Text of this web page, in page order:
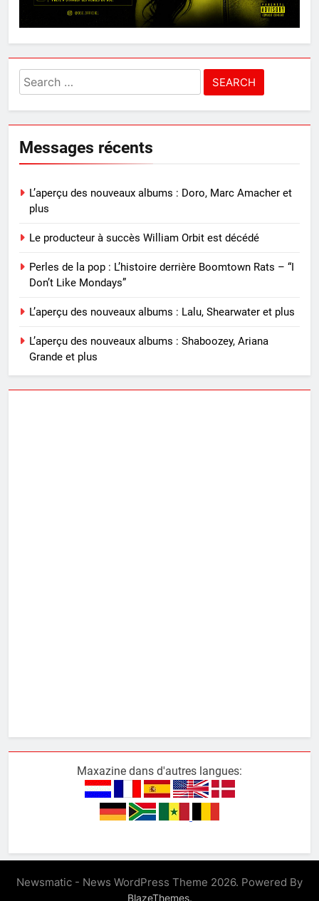
Search
for:
Messages récents
L’aperçu des nouveaux albums : Doro, Marc Amacher et
plus
Le producteur à succès William Orbit est décédé
Perles de la pop : L’histoire derrière Boomtown Rats – “I
Don’t Like Mondays”
L’aperçu des nouveaux albums : Lalu, Shearwater et plus
L’aperçu des nouveaux albums : Shaboozey, Ariana
Grande et plus
Maxazine dans d'autres langues:
Newsmatic - News WordPress Theme 2026. Powered By
BlazeThemes.